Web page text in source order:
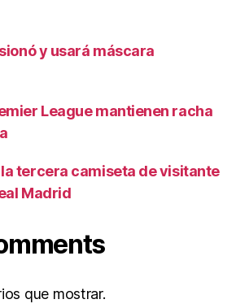
y usará máscara
League mantienen racha
tercera camiseta de visitante
Madrid
que mostrar.